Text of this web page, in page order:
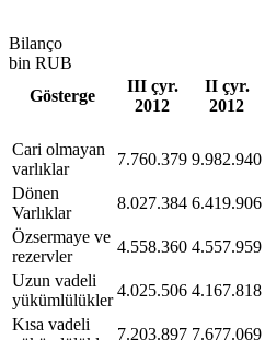
Bilanço
bin RUB
Gösterge
III çyr.
2012
II çyr.
2012
Сari olmayan
varlıklar
7.760.379 9.982.940
Dönen
Varlıklar
8.027.384 6.419.906
Özsermaye ve
rezervler
4.558.360 4.557.959
Uzun vadeli
yükümlülükler
4.025.506 4.167.818
Kısa vadeli
7.203.897 7.677.069